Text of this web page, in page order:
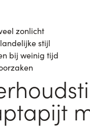
zonlicht
stijl
bij weinig tijd